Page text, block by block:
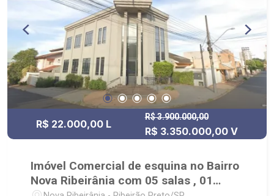
R$ 22.000,00 L
R$ 3.900.000,00
R$ 3.350.000,00 V
Imóvel Comercial de esquina no Bairro
Nova Ribeirânia com 05 salas , 01